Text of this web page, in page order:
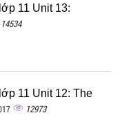
11 Unit 13:
14534
11 Unit 12: The
12973